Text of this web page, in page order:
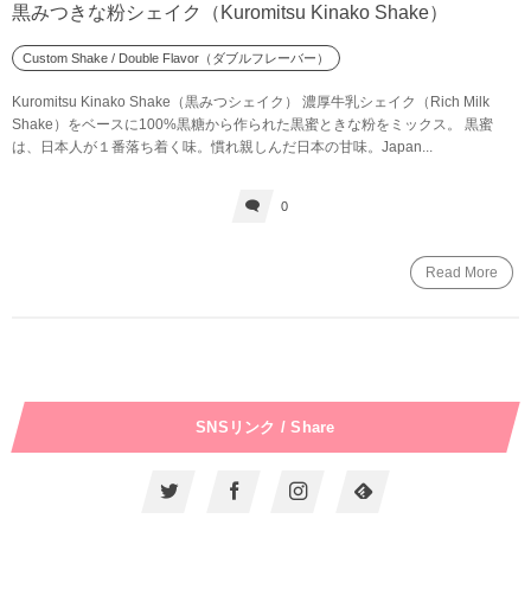
黒みつきな粉シェイク（Kuromitsu Kinako Shake）
Custom Shake / Double Flavor（ダブルフレーバー）
Kuromitsu Kinako Shake（黒みつシェイク） 濃厚牛乳シェイク（Rich Milk
Shake）をベースに100%黒糖から作られた黒蜜ときな粉をミックス。 黒蜜
は、日本人が１番落ち着く味。慣れ親しんだ日本の甘味。Japan...
0
Read More
SNSリンク / Share